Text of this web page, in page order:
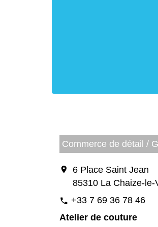
Commerce de détail /
location_on
6 Place Saint Jean
85310 La Chaize-le-
phone +33 7 69 36 78 46
Atelier de couture